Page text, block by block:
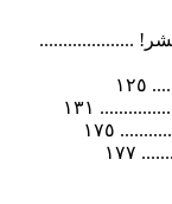
١٣١